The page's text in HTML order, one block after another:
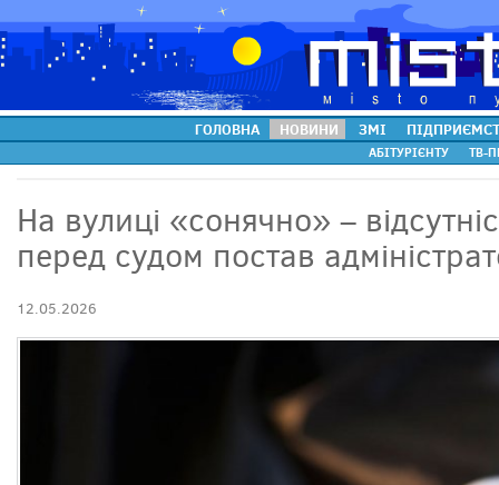
ГОЛОВНА НОВИНИ ЗМІ
АБІТУРІЄНТУ ТВ-
На вулиці «сонячно» –
перед судом постав
12.05.2026